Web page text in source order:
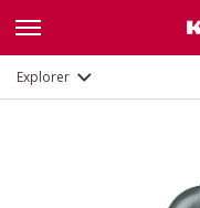
ExplorerDescription